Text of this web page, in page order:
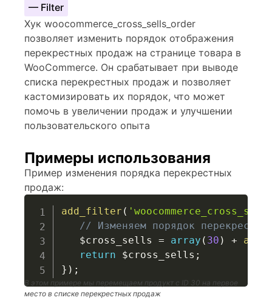
— Filter
Хук woocommerce_cross_sells_order
позволяет изменить порядок отображения
перекрестных продаж на странице товара в
WooCommerce. Он срабатывает при выводе
списка перекрестных продаж и позволяет
кастомизировать их порядок, что может
помочь в увеличении продаж и улучшении
пользовательского опыта
Примеры использования
Пример изменения порядка перекрестных
продаж:
add_filter (
// Изменяем порядок
$cross_sells
= array ( 30 ) +
return
$cross_sells ;
} ) ;
В этом примере мы перемещаем продукт с ID 30 на первое
место в списке перекрестных продаж